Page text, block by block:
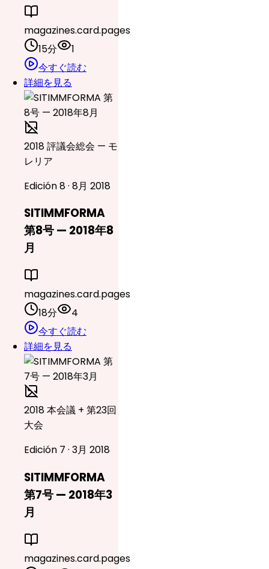
magazines.card.pages
15分
1
今すぐ読む
詳細を見る
2018 評議会総会 — モ
レリア
Edición 8 · 8月 2018
SITIMMFORMA
第8号 — 2018年8
月
magazines.card.pages
18分
4
今すぐ読む
詳細を見る
2018 本会議 + 第23回
大会
Edición 7 · 3月 2018
SITIMMFORMA
第7号 — 2018年3
月
magazines.card.pages